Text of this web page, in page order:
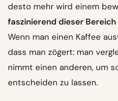
desto mehr wird einem
faszinierend dieser
Wenn man einen Kaffee
dass man zögert: man
nimmt einen anderen, um
entscheiden zu lassen.